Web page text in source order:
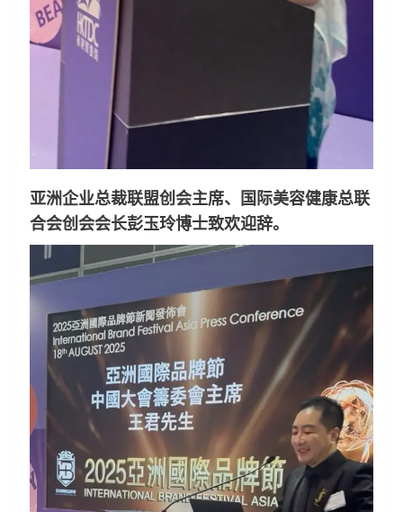
亚洲企业总裁联盟创会主席、国际美容健康总联
合会创会会长彭玉玲博士致欢迎辞。